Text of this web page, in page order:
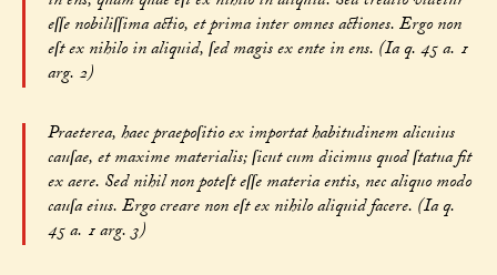
eſſe nobiliſſima actio, et prima inter omnes actiones. Ergo non
eſt ex nihilo in aliquid, ſed magis ex ente in ens. (Ia q. 45 a. 1
arg. 2)
Praeterea, haec praepoſitio ex importat habitudinem alicuius
cauſae, et maxime materialis; ſicut cum dicimus quod ſtatua fit
ex aere. Sed nihil non poteſt eſſe materia entis, nec aliquo modo
cauſa eius. Ergo creare non eſt ex nihilo aliquid facere. (Ia q.
45 a. 1 arg. 3)